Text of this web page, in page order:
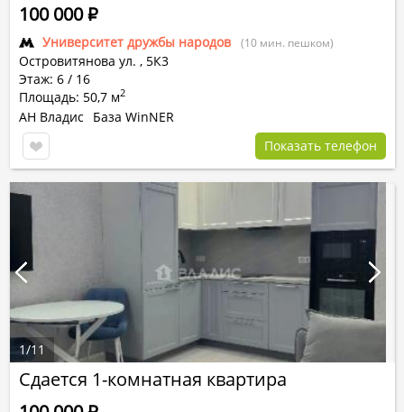
Университет дружбы народов (10 мин. пешком)
Островитянова ул. , 5К3
Этаж: 6 / 16
Площадь: 50,7 м2
100 000Р
АН Владис
База WinNER
Показать телефон
Сдается 1-комнатная квартира
1/11